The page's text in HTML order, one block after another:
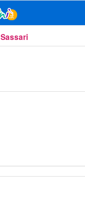
Sassari